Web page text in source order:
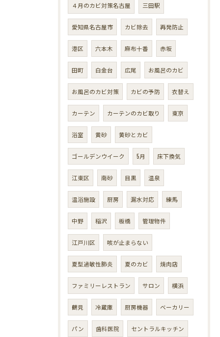
４月のカビ対策名古屋 三田駅
愛知県名古屋市 カビ除去 再発防止
港区 六本木 麻布十番 赤坂
田町 白金台 広尾 お風呂のカビ
お風呂のカビ対策 カビの予防 衣替え
カーテン カーテンのカビ取り 東京
浴室 黄砂 黄砂とカビ
ゴールデンウイーク 5月 床下換気
江東区 南砂 目黒 温泉
温浴施設 厨房 漏水対応 練馬
中野 稲沢 板橋 管理物件
江戸川区 咳が止まらない
夏型過敏性肺炎 夏のカビ 焼肉店
ファミリーレストラン サロン 横浜
鶴見 冷蔵庫 厨房機器 ベーカリー
パン 歯科医院 セントラルキッチン